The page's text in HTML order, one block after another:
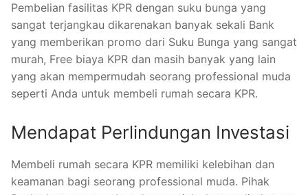
Pembelian fasilitas KPR dengan suku bunga yang
sangat terjangkau dikarenakan banyak sekali Bank
yang memberikan promo dari Suku Bunga yang sangat
murah, Free biaya KPR dan masih banyak yang lain
yang akan mempermudah seorang professional muda
seperti Anda untuk membeli rumah secara KPR.
Mendapat Perlindungan Investasi
Membeli rumah secara KPR memiliki kelebihan dan
keamanan bagi seorang professional muda. Pihak